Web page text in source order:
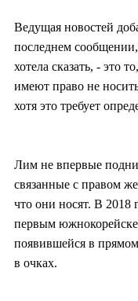
Ведущая новостей
последнем сообщении,
хотела сказать, - это
имеют право не
хотя это требует
Лим не впервые
связанные с правом
что они носят. В 2018
первым
появившейся в
в очках.